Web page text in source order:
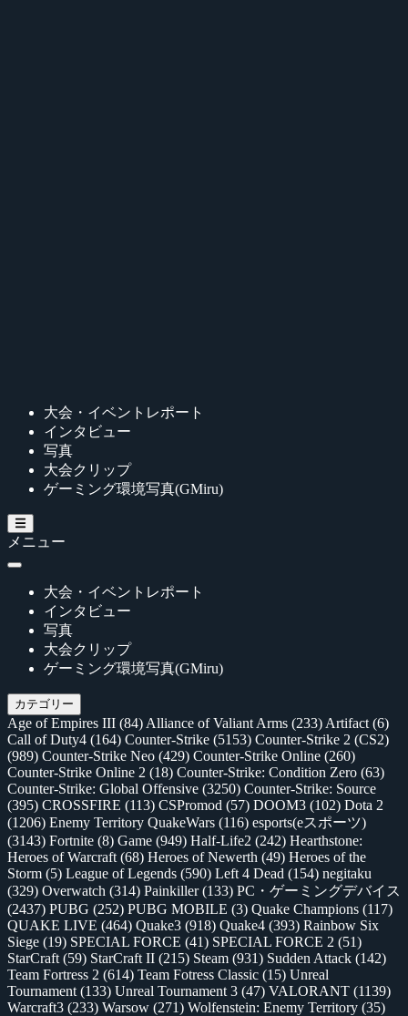
大会・イベントレポート
インタビュー
写真
大会クリップ
ゲーミング環境写真(GMiru)
メニュー
大会・イベントレポート
インタビュー
写真
大会クリップ
ゲーミング環境写真(GMiru)
カテゴリー
Age of Empires III (84) Alliance of Valiant Arms (233) Artifact (6)
Call of Duty4 (164) Counter-Strike (5153) Counter-Strike 2 (CS2)
(989) Counter-Strike Neo (429) Counter-Strike Online (260)
Counter-Strike Online 2 (18) Counter-Strike: Condition Zero (63)
Counter-Strike: Global Offensive (3250) Counter-Strike: Source
(395) CROSSFIRE (113) CSPromod (57) DOOM3 (102) Dota 2
(1206) Enemy Territory QuakeWars (116) esports(eスポーツ)
(3143) Fortnite (8) Game (949) Half-Life2 (242) Hearthstone:
Heroes of Warcraft (68) Heroes of Newerth (49) Heroes of the
Storm (5) League of Legends (590) Left 4 Dead (154) negitaku
(329) Overwatch (314) Painkiller(133) PC・ゲーミングデバイス
(2437) PUBG (252) PUBG MOBILE (3) Quake Champions (117)
QUAKE LIVE (464) Quake3 (918) Quake4 (393) Rainbow Six
Siege (19) SPECIAL FORCE (41) SPECIAL FORCE 2 (51)
StarCraft (59) StarCraft II (215) Steam (931) Sudden Attack (142)
Team Fortress 2 (614) Team Fotress Classic (15) Unreal
Tournament (133) Unreal Tournament 3 (47) VALORANT (1139)
Warcraft3 (233) Warsow (271) Wolfenstein: Enemy Territory (35)